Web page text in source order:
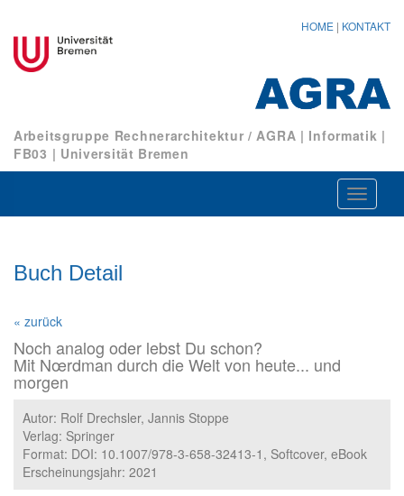
HOME | KONTAKT
Arbeitsgruppe Rechnerarchitektur / AGRA | Informatik |
FB03 | Universität Bremen
ein-/
Buch Detail
« zurück
Noch analog oder lebst Du schon?
Mit Nœrdman durch die Welt von heute... und
morgen
Autor: Rolf Drechsler, Jannis Stoppe
Verlag: Springer
Format: DOI: 10.1007/978-3-658-32413-1, Softcover, eBook
Erscheinungsjahr: 2021